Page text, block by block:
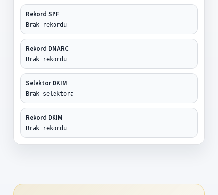
Rekord SPF
Brak rekordu
Rekord DMARC
Brak rekordu
Selektor DKIM
Brak selektora
Rekord DKIM
Brak rekordu